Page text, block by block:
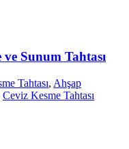
ve Sunum Tahtası
Tahtası, Ahşap
Ceviz Kesme Tahtası